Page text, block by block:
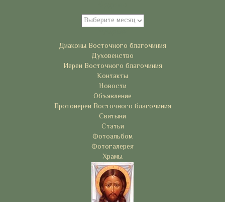
Архивы
Диаконы Восточного благочиния
Духовенство
Иереи Восточного благочиния
Контакты
Новости
Объявление
Протоиереи Восточного благочиния
Святыни
Статьи
Фотоальбом
Фотогалерея
Храмы